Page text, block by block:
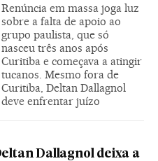
Renúncia em massa joga luz
sobre a falta de apoio ao
grupo paulista, que só
nasceu três anos após
Curitiba e começava a atingir
tucanos. Mesmo fora de
Curitiba, Deltan Dallagnol
deve enfrentar juízo
Dallagnol deixa a